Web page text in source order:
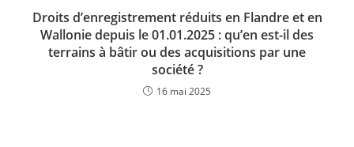
Droits d’enregistrement réduits en Flandre et en
Wallonie depuis le 01.01.2025 : qu’en est-il des
terrains à bâtir ou des acquisitions par une
société ?
16 mai 2025